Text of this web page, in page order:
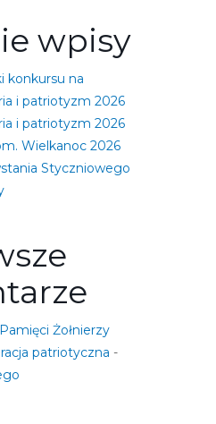
wpisy
konkursu na
i patriotyzm 2026
i patriotyzm 2026
Wielkanoc 2026
Styczniowego
Żołnierzy
patriotyczna -